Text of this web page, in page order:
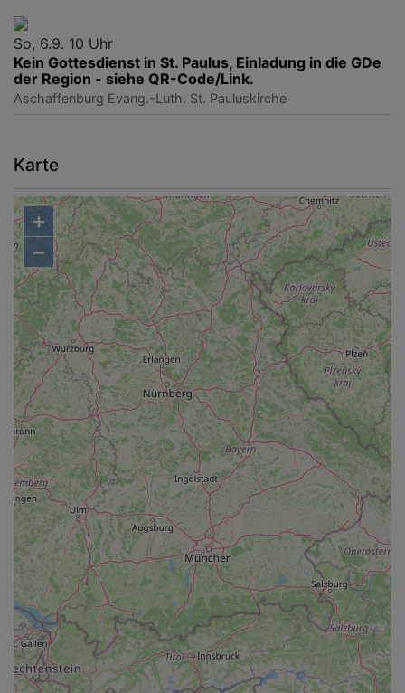
So, 6.9. 10 Uhr
Kein Gottesdienst in St. Paulus, Einladung in die GDe
der Region - siehe QR-Code/Link.
Aschaffenburg Evang.-Luth. St. Pauluskirche
Karte
+
−